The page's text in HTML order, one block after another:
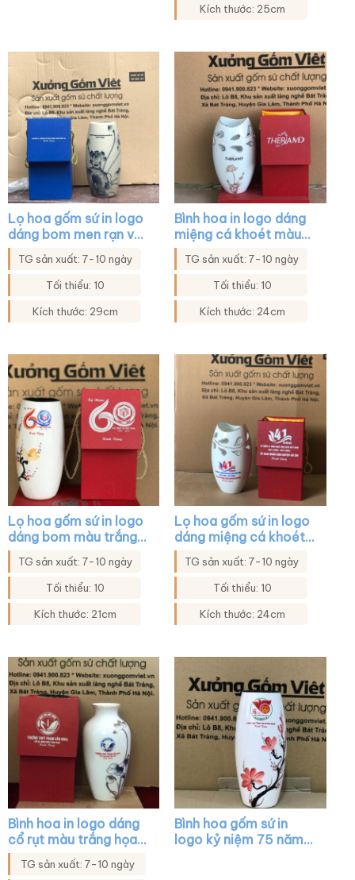
Kích thước: 25cm
Lọ hoa gốm sứ in logo
dáng bom men rạn vẽ
sen đen XG-LH30
TG sản xuất: 7-10 ngày
Tối thiểu: 10
Kích thước: 29cm
Bình hoa in logo dáng
miệng cá khoét màu
trắng họa tiết hoa sen
XG-LH22
TG sản xuất: 7-10 ngày
Tối thiểu: 10
Kích thước: 24cm
Lọ hoa gốm sứ in logo
dáng bom màu trắng
họa tiết mai đào XG-
LH29
TG sản xuất: 7-10 ngày
Tối thiểu: 10
Kích thước: 21cm
Lọ hoa gốm sứ in logo
dáng miệng cá khoét
màu trắng viền kim
XG-LH28
TG sản xuất: 7-10 ngày
Tối thiểu: 10
Kích thước: 24cm
Bình hoa in logo dáng
cổ rụt màu trắng họa
tiết sen xanh viền kim
XG-LH23
TG sản xuất: 7-10 ngày
Bình hoa gốm sứ in
logo kỷ niệm 75 năm